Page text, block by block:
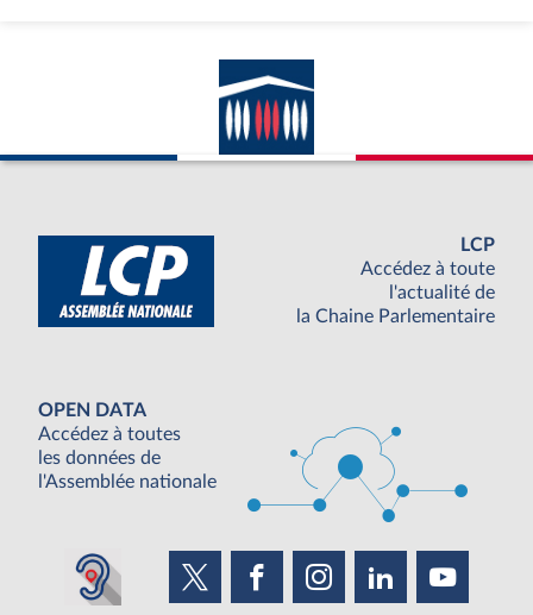
LCP
Accédez à toute
l'actualité de
la Chaine Parlementaire
OPEN DATA
Accédez à toutes
les données de
l'Assemblée nationale